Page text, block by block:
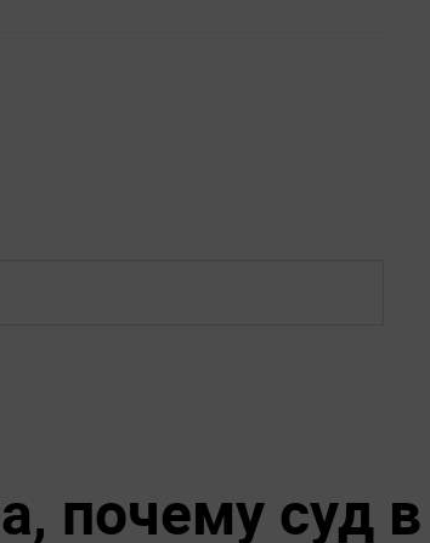
почему суд в